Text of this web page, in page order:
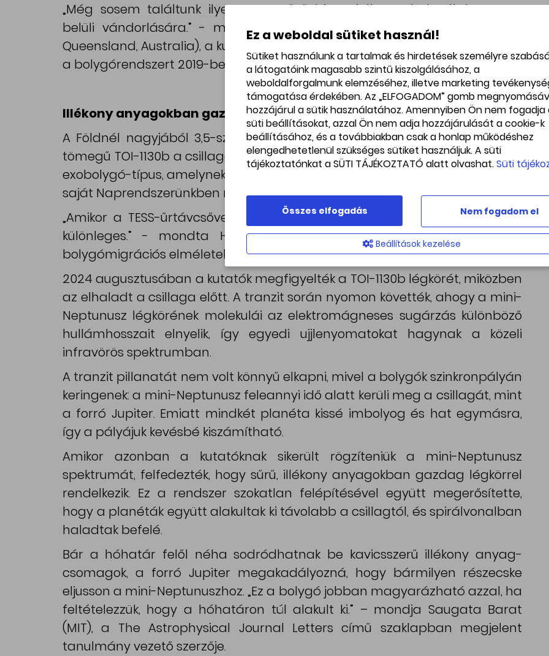
„Még sosem találtunk ilyen meggyőző bizonyítékot a bolygók korongon
belüli vándorlására.” - mondta Chelsea Huang (University of Southern
Queensland, Australia), a kutatás eredményeit közlő szakcikk társszerzője, és
a bolygórendszert 2019-ben felfedező kutatócsoport vezetője.
Illékony anyagokban gazdag légkör
A Földnél nagyjából 3,5-szer nagyobb méretű és közel 20-szor nagyobb
tömegű TOI-1130b a csillagászok szerint egy mini-Neptunusz. Ez egy átlagos
exobolygó-típus, amelynek mérete a Földé és a Neptunuszé közé esik, bár a
saját Naprendszerünkben nem található belőle egy sem.
„Amikor a TESS-űrtávcsővel felfedeztük a rendszert, tudtuk, hogy nagyon
különleges.” - mondta Huang. „Azt gondoltuk, hogy remek lenne a
bolygómigrációs elméletek teszteléséhez.”
2024 augusztusában a kutatók megfigyelték a TOI-1130b légkörét, miközben
az elhaladt a csillaga előtt. A tranzit során nyomon követték, ahogy a mini-
Neptunusz légkörének molekulái az elektromágneses sugárzás különböző
hullámhosszait elnyelik, így egyedi ujjlenyomatokat hagynak a közeli
infravörös spektrumban.
A tranzit pillanatát nem volt könnyű elkapni, mivel a bolygók szinkronpályán
keringenek: a mini-Neptunusz feleannyi idő alatt kerüli meg a csillagát, mint
a forró Jupiter. Emiatt mindkét planéta kissé imbolyog és hat egymásra,
így a pályájuk kevésbé kiszámítható.
Amikor azonban a kutatóknak sikerült rögzíteniük a mini-Neptunusz
spektrumát, felfedezték, hogy sűrű, illékony anyagokban gazdag légkörrel
rendelkezik. Ez a rendszer szokatlan felépítésével együtt megerősítette,
hogy a planéták együtt alakultak ki távolabb a csillagtól, és spirálvonalban
haladtak befelé.
Bár a hóhatár felől néha sodródhatnak be kavicsszerű illékony anyag-
csomagok, a forró Jupiter megakadályozná, hogy bármilyen részecske
eljusson a mini-Neptunuszhoz. „Ez a bolygó jobban magyarázható azzal, ha
feltételezzük, hogy a hóhatáron túl alakult ki.” – mondja Saugata Barat
(MIT), a The Astrophysical Journal Letters című szaklapban megjelent
tanulmány vezető szerzője.
Ez a weboldal sütiket használ!
Sütiket használunk a tartalmak és hirdetések személyre
a látogatóink magasabb szintű kiszolgálásához, a
weboldalforgalmunk elemzéséhez, illetve marketing
támogatása érdekében. Az „ELFOGADOM” gomb
hozzájárul a sütik használatához. Amennyiben Ön nem fogadja
süti beállításokat, azzal Ön nem adja hozzájárulását a cookie-k
beállításához, és a továbbiakban csak a honlap működéshez
elengedhetetlenül szükséges sütiket használjuk. A süti
tájékoztatónkat a SÜTI TÁJÉKOZTATÓ alatt olvashat.Süti
Összes elfogadás Nem fogadom el
Beállítások kezelése